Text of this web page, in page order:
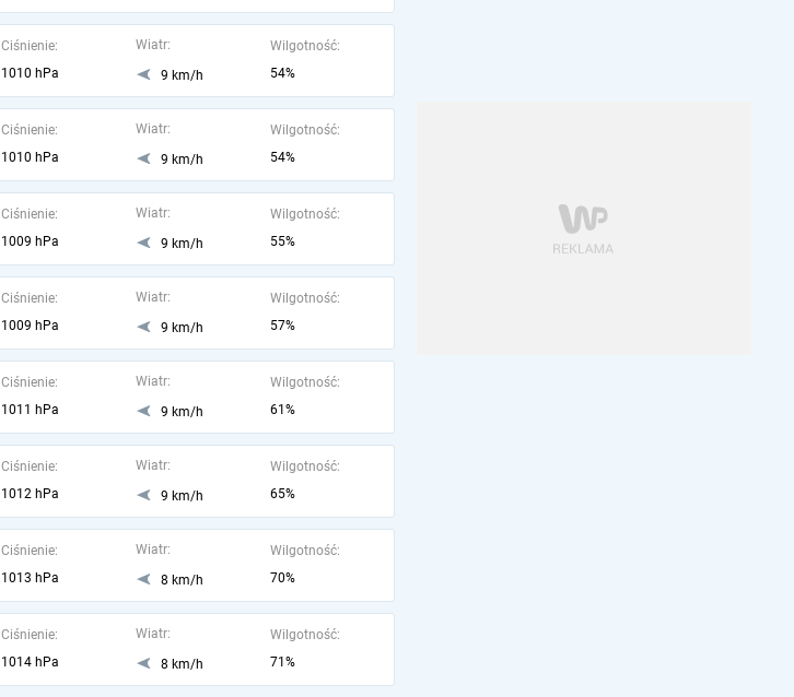
Ciśnienie:
1010 hPa
Wiatr:
9 km/h
Wilgotność:
54%
Ciśnienie:
1010 hPa
Wiatr:
9 km/h
Wilgotność:
54%
Ciśnienie:
1009 hPa
Wiatr:
9 km/h
Wilgotność:
55%
Ciśnienie:
1009 hPa
Wiatr:
9 km/h
Wilgotność:
57%
Ciśnienie:
1011 hPa
Wiatr:
9 km/h
Wilgotność:
61%
Ciśnienie:
1012 hPa
Wiatr:
9 km/h
Wilgotność:
65%
Ciśnienie:
1013 hPa
Wiatr:
8 km/h
Wilgotność:
70%
Ciśnienie:
1014 hPa
Wiatr:
8 km/h
Wilgotność:
71%